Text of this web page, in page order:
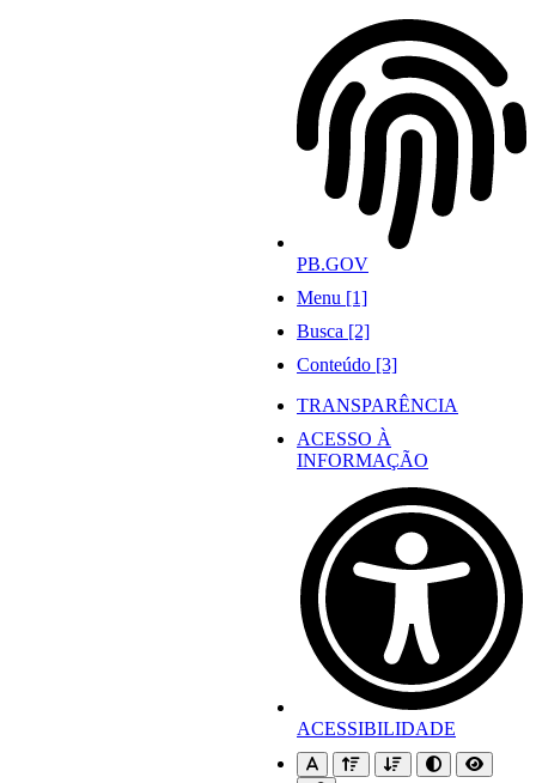
PB.GOV
Menu [1]
Busca [2]
Conteúdo [3]
TRANSPARÊNCIA
ACESSO À
INFORMAÇÃO
ACESSIBILIDADE